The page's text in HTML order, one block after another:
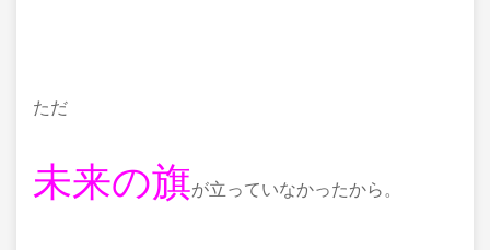
ただ
未来の旗が立っていなかったから。